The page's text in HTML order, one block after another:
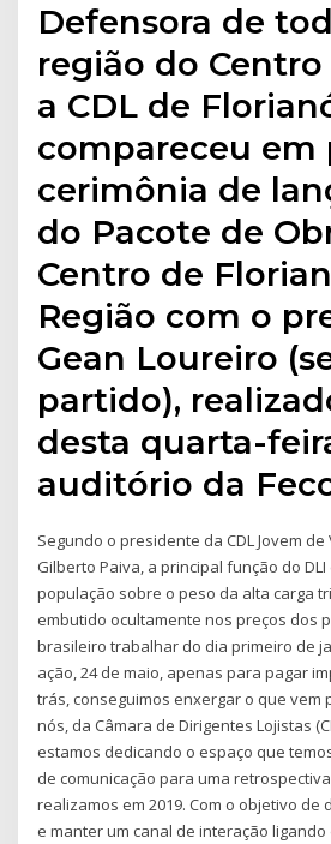
Defensora de
região do
a CDL de
compareceu em
cerimônia de
do Pacote de
Centro de
Região com o
Gean Loureiro
partido),
desta quarta-
auditório da
Segundo o presidente da CDL Jovem
Gilberto Paiva, a principal função do
população sobre o peso da alta carga
embutido ocultamente nos preços dos
brasileiro trabalhar do dia primeiro de
ação, 24 de maio, apenas para pagar
trás, conseguimos enxergar o que vem
nós, da Câmara de Dirigentes Lojistas
estamos dedicando o espaço que
de comunicação para uma
realizamos em 2019. Com o objetivo de
e manter um canal de interação